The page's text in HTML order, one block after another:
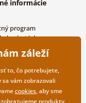
informácie
program
otázky
spolupráca
záleží
to, čo potrebujete,
vám zobrazovali
cookies, aby sme
produkty